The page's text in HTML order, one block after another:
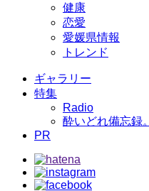
健康
恋愛
愛媛県情報
トレンド
ギャラリー
特集
Radio
酔いどれ備忘録。
PR